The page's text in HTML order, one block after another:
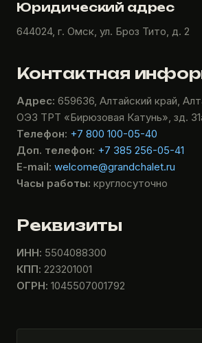
Юридический адрес
644024, г. Омск, ул. Броз Тито, д. 2
Контактная
Адрес: 659636, Алтайский край,
ОЭЗ ТРТ «Бирюзовая Катунь», зд.
Телефон: +7 800 100-05-40
Доп. телефон: +7 385 256-05-41
E-mail: welcome@grandchalet.ru
Часы работы: круглосуточно
Реквизиты
ИНН: 5504088300
КПП: 223201001
ОГРН: 1045507001792